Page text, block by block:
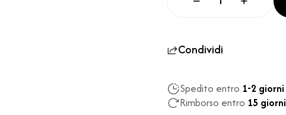
Condividi
Spedito entro 1-2 giorni
Rimborso entro 15 giorni